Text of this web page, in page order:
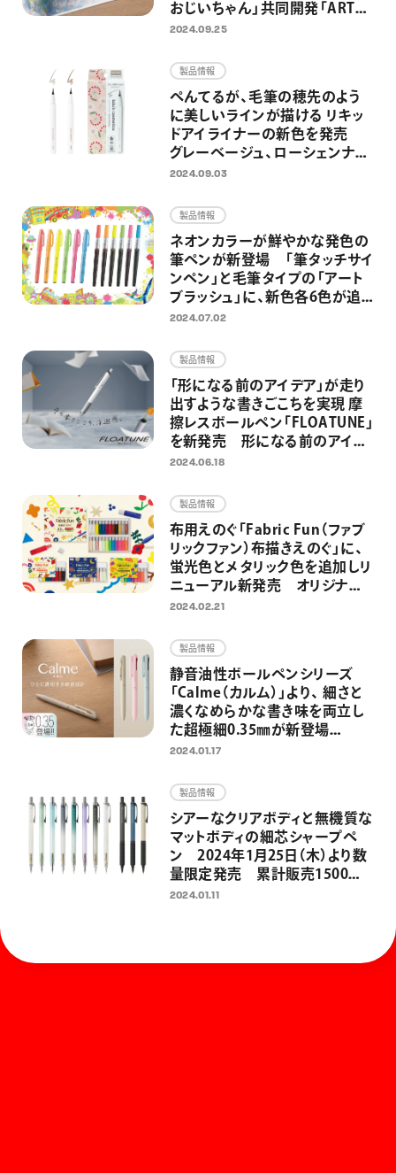
おじいちゃん」共同開発「ART
CRAYON（アートクレヨン）」を一
く大人のためのアートワークショ
ップも開催
2024.09.25
製品情報
ぺんてるが、毛筆の穂先のよう
に美しいラインが描ける リキッ
ドアイライナーの新色を発売
グレーベージュ、ローシェンナの
2色を追加し全5色展開に
2024.09.03
製品情報
ネオンカラーが鮮やかな発色の
筆ペンが新登場 「筆タッチサイ
ンペン」と毛筆タイプの「アート
ブラッシュ」に、新色各6色が追
加
2024.07.02
製品情報
「形になる前のアイデア」が走り
出すような書きごこちを実現 摩
擦レスボールペン「FLOATUNE」
を新発売 形になる前のアイデ
アとメモに関する1000名意識調
2024.06.18
製品情報
布用えのぐ「Fabric Fun（ファブ
リックファン）布描きえのぐ」に、
蛍光色とメタリック色を追加しリ
ニューアル新発売 オリジナル
グッズ制作を気軽に楽しめる
2024.02.21
製品情報
静音油性ボールペンシリーズ
「Calme（カルム）」より、 細さと
濃くなめらかな書き味を両立し
た超極細0.35㎜が新登場
0.5/0.7㎜の3色ボールペン限定
発売開始
2024.01.17
製品情報
シアーなクリアボディと無機質な
マットボディの細芯シャープペ
ン 2024年1月25日（木）より数
量限定発売 累計販売1500万
本の折れないシャープペン「オ
2024.01.11